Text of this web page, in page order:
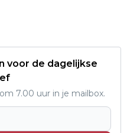
voor de dagelijkse
7.00 uur in je mailbox.